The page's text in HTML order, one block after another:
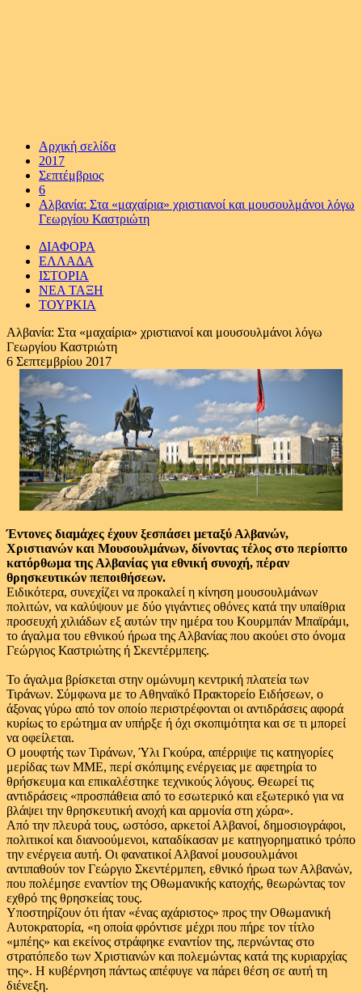
Αρχική σελίδα
2017
Σεπτέμβριος
6
Αλβανία: Στα «μαχαίρια» χριστιανοί και μουσουλμάνοι λόγω
Γεωργίου Καστριώτη
ΔΙΑΦΟΡΑ
ΕΛΛΑΔΑ
ΙΣΤΟΡΙΑ
ΝΕΑ ΤΑΞΗ
ΤΟΥΡΚΙΑ
Αλβανία: Στα «μαχαίρια» χριστιανοί και μουσουλμάνοι λόγω
Γεωργίου Καστριώτη
6 Σεπτεμβρίου 2017
Έντονες διαμάχες έχουν ξεσπάσει μεταξύ Αλβανών,
Χριστιανών και Μουσουλμάνων, δίνοντας τέλος στο περίοπτο
κατόρθωμα της Αλβανίας για εθνική συνοχή, πέραν
θρησκευτικών πεποιθήσεων.
Ειδικότερα, συνεχίζει να προκαλεί η κίνηση μουσουλμάνων
πολιτών, να καλύψουν με δύο γιγάντιες οθόνες κατά την υπαίθρια
προσευχή χιλιάδων εξ αυτών την ημέρα του Κουρμπάν Μπαϊράμι,
το άγαλμα του εθνικού ήρωα της Αλβανίας που ακούει στο όνομα
Γεώργιος Καστριώτης ή Σκεντέρμπεης.
Το άγαλμα βρίσκεται στην ομώνυμη κεντρική πλατεία των
Τιράνων. Σύμφωνα με το Αθηναϊκό Πρακτορείο Ειδήσεων, ο
άξονας γύρω από τον οποίο περιστρέφονται οι αντιδράσεις αφορά
κυρίως το ερώτημα αν υπήρξε ή όχι σκοπιμότητα και σε τι μπορεί
να οφείλεται.
Ο μουφτής των Τιράνων, Ύλι Γκούρα, απέρριψε τις κατηγορίες
μερίδας των ΜΜΕ, περί σκόπιμης ενέργειας με αφετηρία το
θρήσκευμα και επικαλέστηκε τεχνικούς λόγους. Θεωρεί τις
αντιδράσεις «προσπάθεια από το εσωτερικό και εξωτερικό για να
βλάψει την θρησκευτική ανοχή και αρμονία στη χώρα».
Από την πλευρά τους, ωστόσο, αρκετοί Αλβανοί, δημοσιογράφοι,
πολιτικοί και διανοούμενοι, καταδίκασαν με κατηγορηματικό τρόπο
την ενέργεια αυτή. Οι φανατικοί Αλβανοί μουσουλμάνοι
αντιπαθούν τον Γεώργιο Σκεντέρμπεη, εθνικό ήρωα των Αλβανών,
που πολέμησε εναντίον της Οθωμανικής κατοχής, θεωρώντας τον
εχθρό της θρησκείας τους.
Υποστηρίζουν ότι ήταν «ένας αχάριστος» προς την Οθωμανική
Αυτοκρατορία, «η οποία φρόντισε μέχρι που πήρε τον τίτλο
«μπέης» και εκείνος στράφηκε εναντίον της, περνώντας στο
στρατόπεδο των Χριστιανών και πολεμώντας κατά της κυριαρχίας
της». Η κυβέρνηση πάντως απέφυγε να πάρει θέση σε αυτή τη
διένεξη.